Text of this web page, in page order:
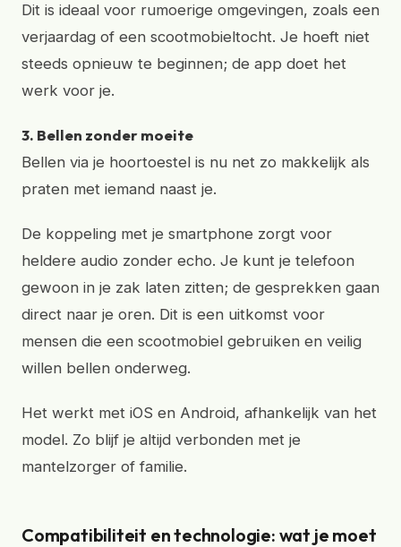
Dit is ideaal voor rumoerige omgevingen, zoals een
verjaardag of een scootmobieltocht. Je hoeft niet
steeds opnieuw te beginnen; de app doet het
werk voor je.
3. Bellen zonder moeite
Bellen via je hoortoestel is nu net zo makkelijk als
praten met iemand naast je.
De koppeling met je smartphone zorgt voor
heldere audio zonder echo. Je kunt je telefoon
gewoon in je zak laten zitten; de gesprekken gaan
direct naar je oren. Dit is een uitkomst voor
mensen die een scootmobiel gebruiken en veilig
willen bellen onderweg.
Het werkt met iOS en Android, afhankelijk van het
model. Zo blijf je altijd verbonden met je
mantelzorger of familie.
Compatibiliteit en technologie: wat je moet